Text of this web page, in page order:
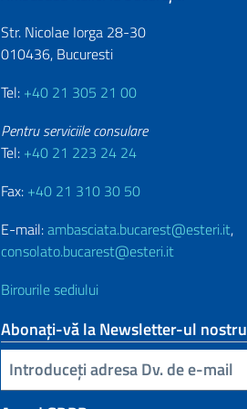
Str. Nicolae Iorga 28-30
010436, Bucuresti
Tel: +40 21 305 21 00
Pentru serviciile consulare
Tel: +40 21 223 24 24
Fax: +40 21 310 30 50
E-mail:ambasciata.bucarest@esteri.it,
consolato.bucarest@esteri.it
Birourile sediului
Abonați-vă la Newsletter-ul nostru
Inserisci la tua email